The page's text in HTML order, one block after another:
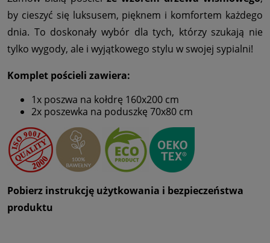
by cieszyć się luksusem, pięknem i komfortem każdego
dnia. To doskonały wybór dla tych, którzy szukają nie
tylko wygody, ale i wyjątkowego stylu w swojej sypialni!
Komplet pościeli zawiera:
1x poszwa na kołdrę 160x200 cm
2x poszewka na poduszkę 70x80 cm
Pobierz instrukcję użytkowania i bezpieczeństwa
produktu